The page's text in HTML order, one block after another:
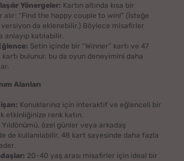
Yönergeler: Kartın altında kısa bir
alır: “Find the happy couple to win!” (İsteğe
versiyon da eklenebilir.) Böylece misafirler
anlayıp katılabilir.
Setin içinde bir “Winner” kartı ve 47
kartı bulunur, bu da oyun deneyimini daha
Alanları
Konuklarınız için interaktif ve eğlenceli bir
etkinliğinize renk katın.
Yıldönümü, özel günler veya arkadaş
de kullanılabilir. 48 kart sayesinde daha fazla
20-40 yaş arası misafirler için ideal bir